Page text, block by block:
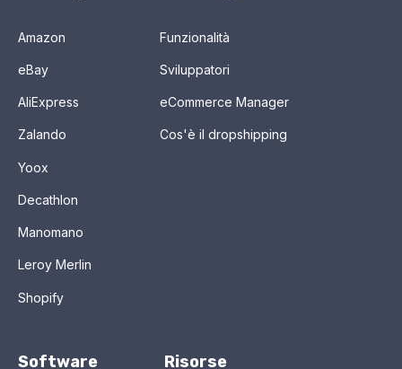
Amazon
eBay
AliExpress
Zalando
Yoox
Decathlon
Manomano
Leroy Merlin
Shopify
Funzionalità
Sviluppatori
eCommerce Manager
Cos'è il dropshipping
Software Risorse